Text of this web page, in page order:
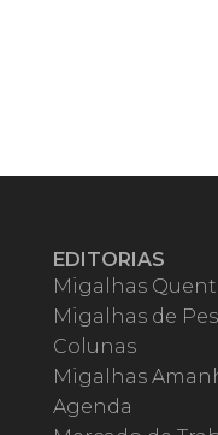
EDITORIAS
Migalhas
Migalhas de
Colunas
Migalhas
Agenda